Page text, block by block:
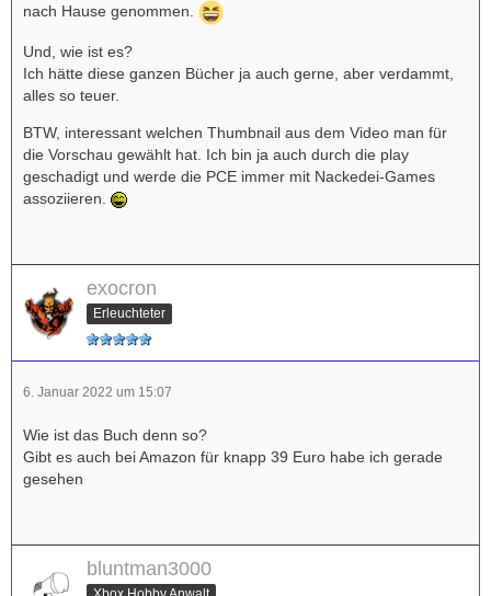
nach Hause genommen.
Und, wie ist es?
Ich hätte diese ganzen Bücher ja auch gerne, aber verdammt,
alles so teuer.
BTW, interessant welchen Thumbnail aus dem Video man für
die Vorschau gewählt hat. Ich bin ja auch durch die play
geschadigt und werde die PCE immer mit Nackedei-Games
assoziieren.
exocron
Erleuchteter
6. Januar 2022 um 15:07
Wie ist das Buch denn so?
Gibt es auch bei Amazon für knapp 39 Euro habe ich gerade
gesehen
bluntman3000